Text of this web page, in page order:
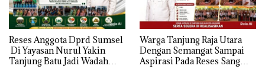
Reses Anggota Dprd Sumsel
Di Yayasan Nurul Yakin
Tanjung Batu Jadi Wadah
Warga Tanjung Raja Utara
Dengan Semangat Sampai
Aspirasi Pada Reses Sang